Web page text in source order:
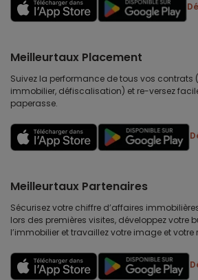
Meilleurtaux Placement
Suivez la performance de tous vos contrats
immobilier, défiscalisation) et re-versez
paperasse.
Meilleurtaux Partenaires
Sécurisez votre chiffre d’affaires
lors des premières visites, développez votre
l’immobilier et travaillez votre image et votre